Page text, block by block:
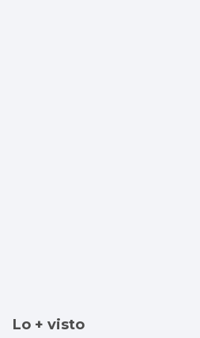
Lo + visto